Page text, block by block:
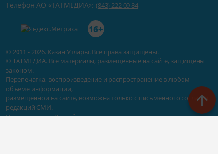
© 2011 - 2026. Казан Утлары. Все права защищены.
© ТАТМЕДИА. Все материалы, размещенные на сайте, защищены
законом.
Перепечатка, воспроизведение и распространение в любом
объеме информации,
размещенной на сайте, возможна только с письменного согласия
редакций СМИ.
При поддержке Республиканского агентства по печати и массовым
Телефон АО «ТАТМЕДИА»: (843) 222 09 84
16+